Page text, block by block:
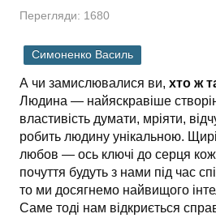
Перегляди: 1680
Симоненко Василь
А чи замислювалися ви, хто ж
Людина — найяскравіше
властивість думати, мріяти,
робить людину унікальною.
любов — ось ключі до серця
почуття будуть з нами під час
то ми досягнемо найвищого
Саме тоді нам відкриється